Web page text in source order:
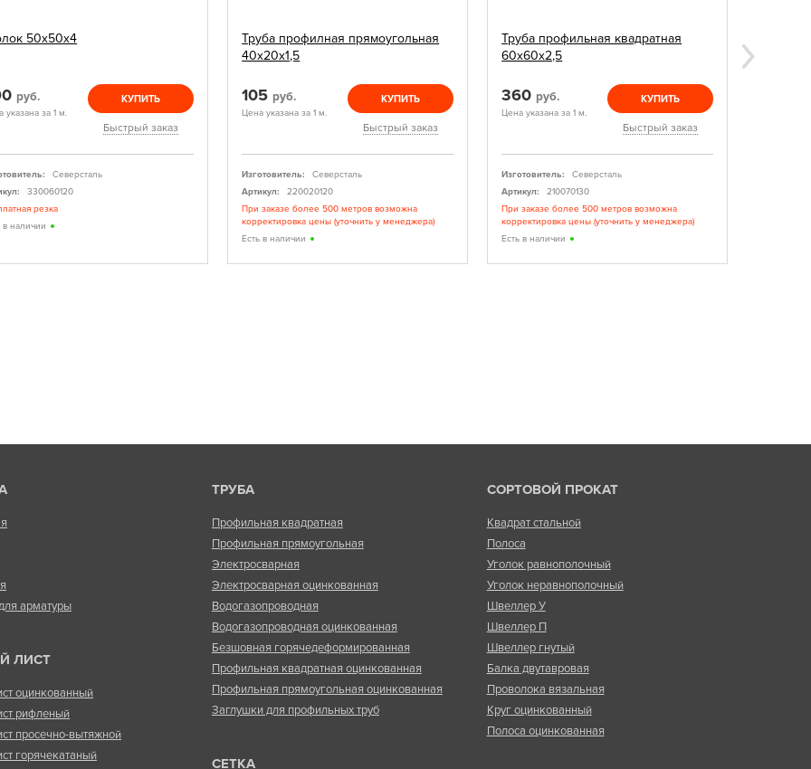
50х50х4
руб.
указана за 1 м.
КУПИТЬ
Быстрый заказ
Северсталь
330060120
резка
в наличии
Труба профилная прямоугольная
40х20х1,5
105 руб.
Цена указана за 1 м.
КУПИТЬ
Быстрый заказ
Изготовитель:
Северсталь
Артикул:
220020120
При заказе более 500 метров возможна
корректировка цены (уточнить у менеджера)
Есть в наличии
Труба профильная квадратная
60х60х2,5
360 руб.
Цена указана за 1 м.
КУПИТЬ
Быстрый заказ
Изготовитель:
Северсталь
Артикул:
210070130
При заказе более 500 метров возможна
корректировка цены (уточнить у менеджера)
Есть в наличии
арматуры
ЛИСТ
оцинкованный
рифленый
просечно-вытяжной
горячекатаный
ТРУБА
Профильная квадратная
Профильная прямоугольная
Электросварная
Электросварная оцинкованная
Водогазопроводная
Водогазопроводная оцинкованная
Безшовная горячедеформированная
Профильная квадратная оцинкованная
Профильная прямоугольная оцинкованная
Заглушки для профильных труб
СЕТКА
СОРТОВОЙ ПРОКАТ
Квадрат стальной
Полоса
Уголок равнополочный
Уголок неравнополочный
Швеллер У
Швеллер П
Швеллер гнутый
Балка двутавровая
Проволока вязальная
Круг оцинкованный
Полоса оцинкованная